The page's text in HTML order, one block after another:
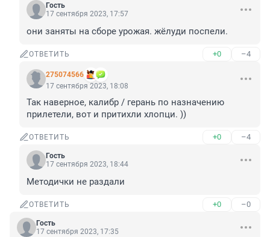
Гость
17 сентября 2023, 17:57
они заняты на сборе урожая. жёлуди поспели.
ОТВЕТИТЬ +0 –4
275074566
17 сентября 2023, 18:08
Так наверное, калибр / герань по назначению
прилетели, вот и притихли хлопци. ))
ОТВЕТИТЬ +0 –4
Гость
17 сентября 2023, 18:44
Методички не раздали
ОТВЕТИТЬ +0 –0
Гость
17 сентября 2023, 17:35